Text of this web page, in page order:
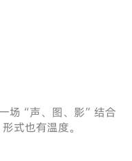
场“声、图、影”结合
式也有温度。